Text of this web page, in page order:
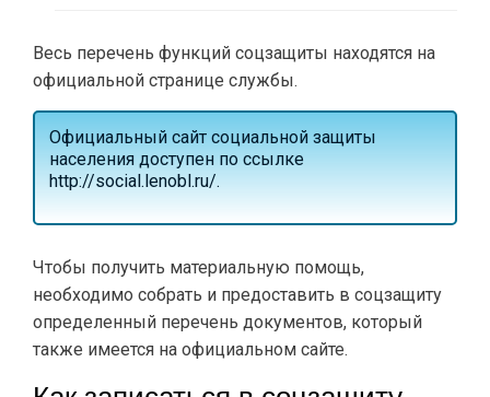
Весь перечень функций соцзащиты находятся на
официальной странице службы.
Официальный сайт социальной защиты
населения доступен по ссылке
http://social.lenobl.ru/.
Чтобы получить материальную помощь,
необходимо собрать и предоставить в соцзащиту
определенный перечень документов, который
также имеется на официальном сайте.